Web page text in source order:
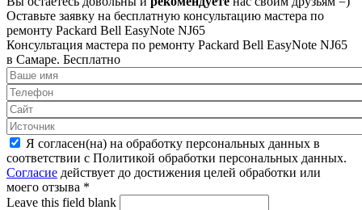
Оставьте заявку на бесплатную консультацию мастера по
ремонту Packard Bell EasyNote NJ65
Консультация мастера по ремонту Packard Bell EasyNote NJ65
в Самаре. Бесплатно
Я согласен(на) на обработку персональных данных в
соответствии с Политикой обработки персональных данных.
Согласие действует до достижения целей обработки или
моего отзыва *
Leave this field blank